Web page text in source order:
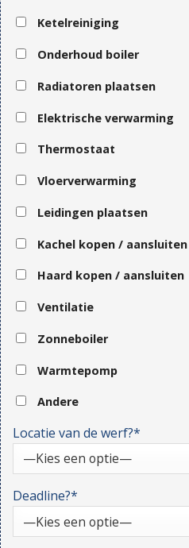
Ketelreiniging
Onderhoud boiler
Radiatoren plaatsen
Elektrische verwarming
Thermostaat
Vloerverwarming
Leidingen plaatsen
Kachel kopen / aansluiten
Haard kopen / aansluiten
Ventilatie
Zonneboiler
Warmtepomp
Andere
Locatie van de werf?*
Deadline?*